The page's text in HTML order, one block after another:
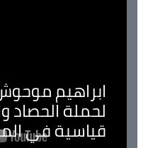
ابراهيم
لحملة الحصاد
قياسية في